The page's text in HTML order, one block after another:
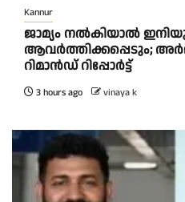
Kannur
ജാമ്യം നൽകിയാൽ
ആവർത്തിക്കപ്പെടും;
റിമാൻഡ് റിപ്പോർട്ട്
3 hours ago vinaya k